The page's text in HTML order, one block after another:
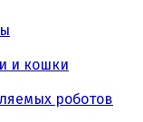
и кошки
роботов